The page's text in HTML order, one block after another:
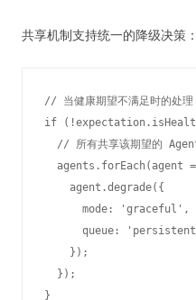
共享机制支持统一的降级决策：
// 当健康期望不满足时的处理
if
// 所有共享该期望的
agents.forEach(agent
    agent.degrade({
mode: 'graceful',
queue:
    });
  });